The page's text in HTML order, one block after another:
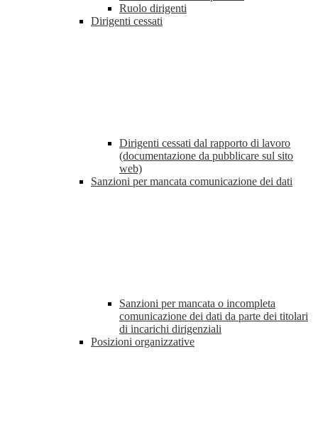
Ruolo dirigenti
Dirigenti cessati
Dirigenti cessati dal rapporto di lavoro
(documentazione da pubblicare sul sito
web)
Sanzioni per mancata comunicazione dei dati
Sanzioni per mancata o incompleta
comunicazione dei dati da parte dei titolari
di incarichi dirigenziali
Posizioni organizzative